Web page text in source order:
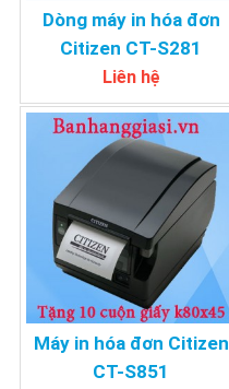
Dòng máy in hóa đơn
Citizen CT-S281
Liên hệ
Máy in hóa đơn Citizen
CT-S851